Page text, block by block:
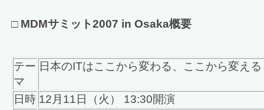
□ MDMサミット2007 in Osaka概要
テー
マ
日本のITはここから変わる、ここから変える
日時 12月11日（火） 13:30開演